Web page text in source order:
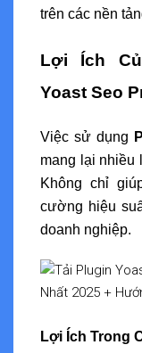
trên các nền
Lợi Ích
Yoast Seo
Việc sử dụng
mang lại nhiều
Không chỉ
cường hiệu
doanh nghiệp.
Lợi Ích Trong